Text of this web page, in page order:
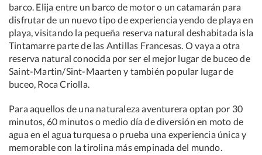
barco. Elija entre un barco de motor o un catamarán para
disfrutar de un nuevo tipo de experiencia yendo de playa en
playa, visitando la pequeña reserva natural deshabitada isla
Tintamarre parte de las Antillas Francesas. O vaya a otra
reserva natural conocida por ser el mejor lugar de buceo de
Saint-Martin/Sint-Maarten y también popular lugar de
buceo, Roca Criolla.
Para aquellos de una naturaleza aventurera optan por 30
minutos, 60 minutos o medio día de diversión en moto de
agua en el agua turquesa o prueba una experiencia única y
memorable con la tirolina más empinada del mundo.